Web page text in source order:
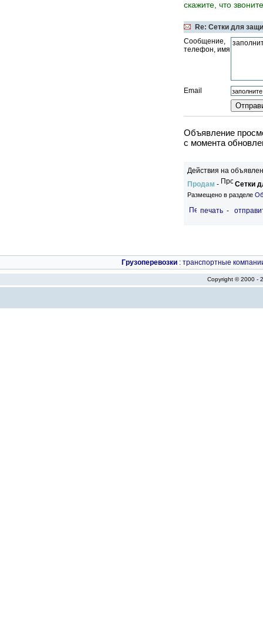
скажите, что
Re: Сетки для
Сообщение,
телефон, имя
Email
Объявление
c момента
Действия на
Продам - Сетки
Размещено в разделе
печать -
Грузоперевозки : транспортные
Copyright © 2000 -